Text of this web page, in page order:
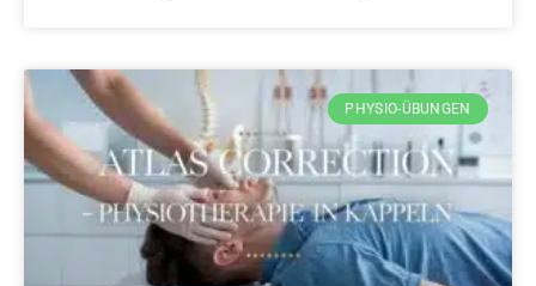
PHYSIO-ÜBUNGEN